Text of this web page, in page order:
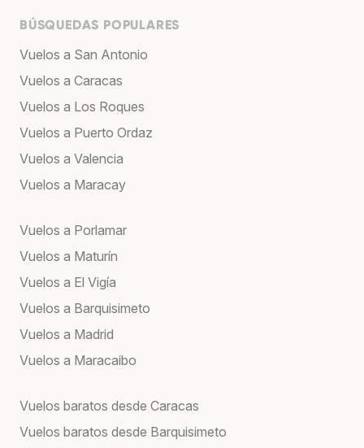
BÚSQUEDAS POPULARES
Vuelos a San Antonio
Vuelos a Caracas
Vuelos a Los Roques
Vuelos a Puerto Ordaz
Vuelos a Valencia
Vuelos a Maracay
Vuelos a Porlamar
Vuelos a Maturín
Vuelos a El Vigía
Vuelos a Barquisimeto
Vuelos a Madrid
Vuelos a Maracaibo
Vuelos baratos desde Caracas
Vuelos baratos desde Barquisimeto